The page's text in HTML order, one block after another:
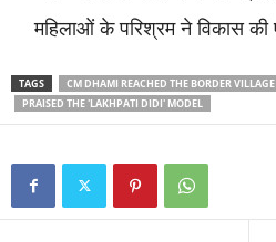
महिलाओं के परिश्रम ने विकास
TAGS
CM DHAMI REACHED THE BORDER
PRAISED THE 'LAKHPATI DIDI' MODEL